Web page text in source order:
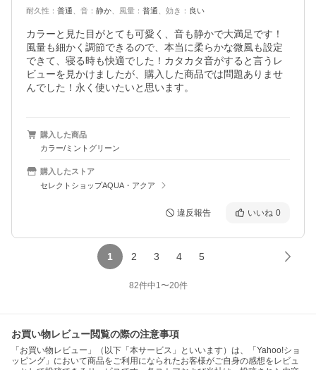
耐久性 ： 普通 音 ： 静か 風量 ： 普通 効き ： 良い
カラーと見た目がとても可愛く、音も静かで大満足です！
風量も細かく調節できるので、本当に柔らかな微風も設定
できて、寝る時も快適でした！カタカタ音がすると言うレ
ビューを見かけましたが、購入した商品では問題ありませ
んでした！永く使いたいと思います。
購入した商品
カラー/ミントグリーン
購入したストア
セレクトショップAQUA・アクア
違反報告 いいね 0
1 2 3 4 5
82件中1〜20件
お買い物レビュー閲覧の際の注意事項
「お買い物レビュー」（以下「本サービス」といいます）は、「Yahoo!ショ
ッピング」において商品をご利用になられたお客様がご自身の感想をレビュ